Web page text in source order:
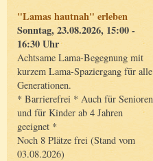
"Lamas hautnah" erleben
Sonntag, 23.08.2026, 15:00 -
16:30 Uhr
Achtsame Lama-Begegnung mit
kurzem Lama-Spaziergang für alle
Generationen.
* Barrierefrei * Auch für Senioren
und für Kinder ab 4 Jahren
geeignet *
Noch 8 Plätze frei (Stand vom
03.08.2026)